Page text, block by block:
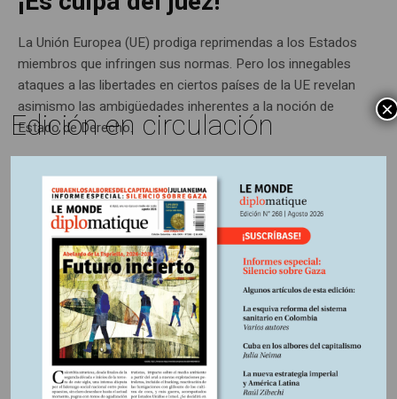
La Unión Europea (UE) prodiga reprimendas a los Estados
miembros que infringen sus normas. Pero los innegables
ataques a las libertades en ciertos países de la UE revelan
asimismo las ambigüedades inherentes a la noción de
Estado de Derecho.
ENTRADA
17 mayo, 2017
Escrito por:
Artículos impresos Nº166
El misterio del ataque químico
en Siria
Después del ataque con gas sarín en Guta, un suburbio
Edición en circulación ×